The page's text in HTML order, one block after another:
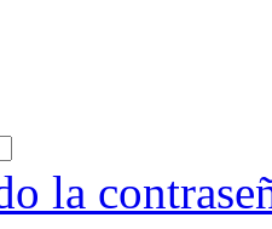
la